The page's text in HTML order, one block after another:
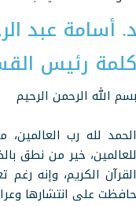
د. أسامة عبد
كلمة رئيس
بسم الله الرحمن الرحيم
الحمد لله رب
للعالمين، خير من نطق
القرآن الكريم، وإنه
حافظت على انتشارها